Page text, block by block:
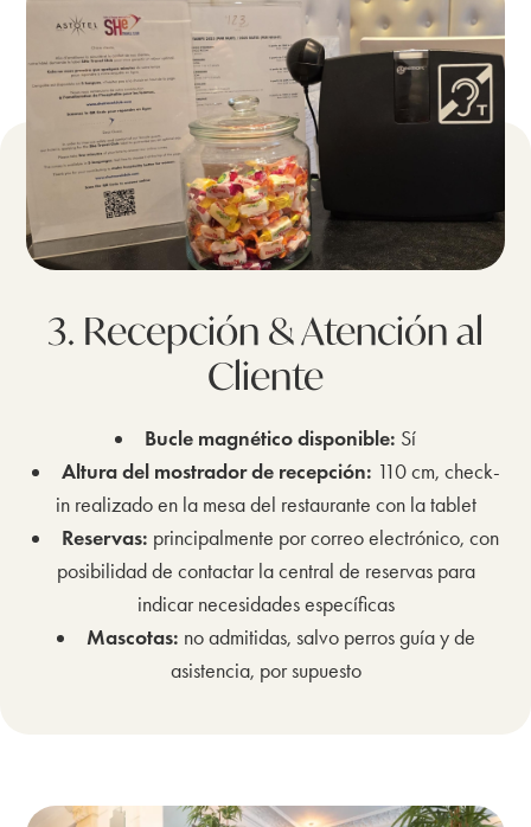
3. Recepción & Atención al
Cliente
Bucle magnético disponible: Sí
Altura del mostrador de recepción: 110 cm, check-
in realizado en la mesa del restaurante con la tablet
Reservas: principalmente por correo electrónico, con
posibilidad de contactar la central de reservas para
indicar necesidades específicas
Mascotas: no admitidas, salvo perros guía y de
asistencia, por supuesto